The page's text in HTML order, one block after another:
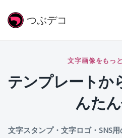
つぶデコ
文字画像をもっ
テンプレートか
んた
文字スタンプ・文字ロゴ・SNS